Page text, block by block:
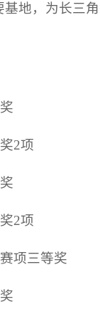
地，为长三
2项
2项
项三等奖